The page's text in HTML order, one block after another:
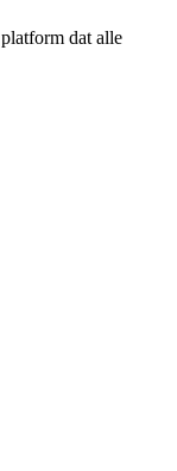
dat alle